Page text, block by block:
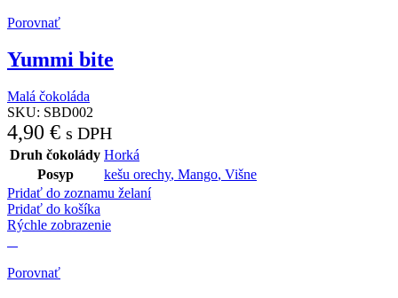
Porovnať
Yummi bite
Malá čokoláda
SKU: SBD002
4,90 € s DPH
Druh čokolády Horká
Posyp
kešu orechy, Mango, Višne
Pridať do zoznamu želaní
Pridať do košíka
Rýchle zobrazenie
Porovnať